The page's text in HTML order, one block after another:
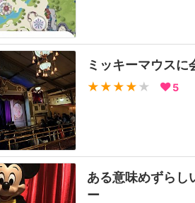
ミッキーマウスに
★★★★ ★ 5
ある意味めずらし
ー